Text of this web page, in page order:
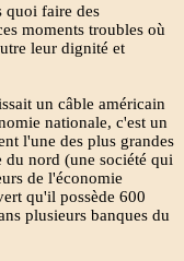
quoi faire des
moments troubles où
leur dignité et
un câble américain
nationale, c'est un
l'une des plus grandes
nord (une société qui
de l'économie
qu'il possède 600
plusieurs banques du